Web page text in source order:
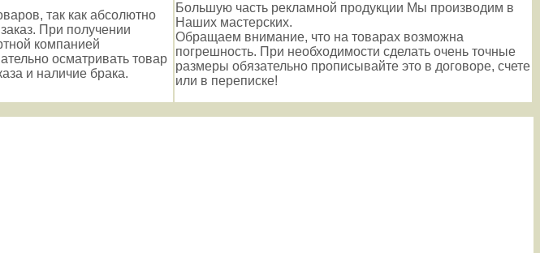
так как абсолютно
При получении
компанией
осматривать товар
и наличие брака.
Большую часть рекламной продукции Мы производим в
Наших мастерских.
Обращаем внимание, что на товарах возможна
погрешность. При необходимости сделать очень точные
размеры обязательно прописывайте это в договоре, счете
или в переписке!